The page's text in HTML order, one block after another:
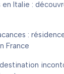
en Italie :
:
France